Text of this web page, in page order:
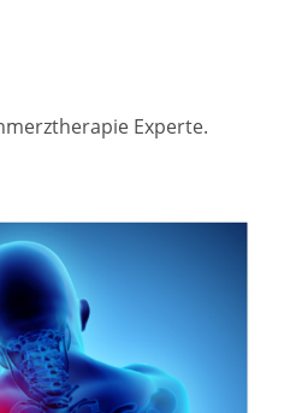
Experte.